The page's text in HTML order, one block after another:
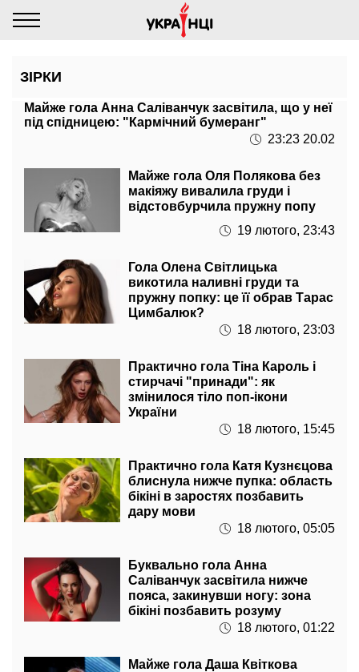
ЗІРКИ
Майже гола Анна Саліванчук засвітила, що у неї
під спідницею: "Кармічний бумеранг"
23:23 20.02
Майже гола Оля Полякова без
макіяжу вивалила груди і
відстовбурчила пружну попу
19 лютого, 23:43
Гола Олена Світлицька
викотила наливні груди та
пружну попку: це її обрав Тарас
Цимбалюк?
18 лютого, 23:03
Практично гола Тіна Кароль і
стирчачі "принади": як
змінилося тіло поп-ікони
України
18 лютого, 15:45
Практично гола Катя Кузнєцова
блиснула нижче пупка: область
бікіні в заростях позбавить
дару мови
18 лютого, 05:05
Буквально гола Анна
Саліванчук засвітила нижче
пояса, закинувши ногу: зона
бікіні позбавить розуму
18 лютого, 01:22
Майже гола Даша Квіткова